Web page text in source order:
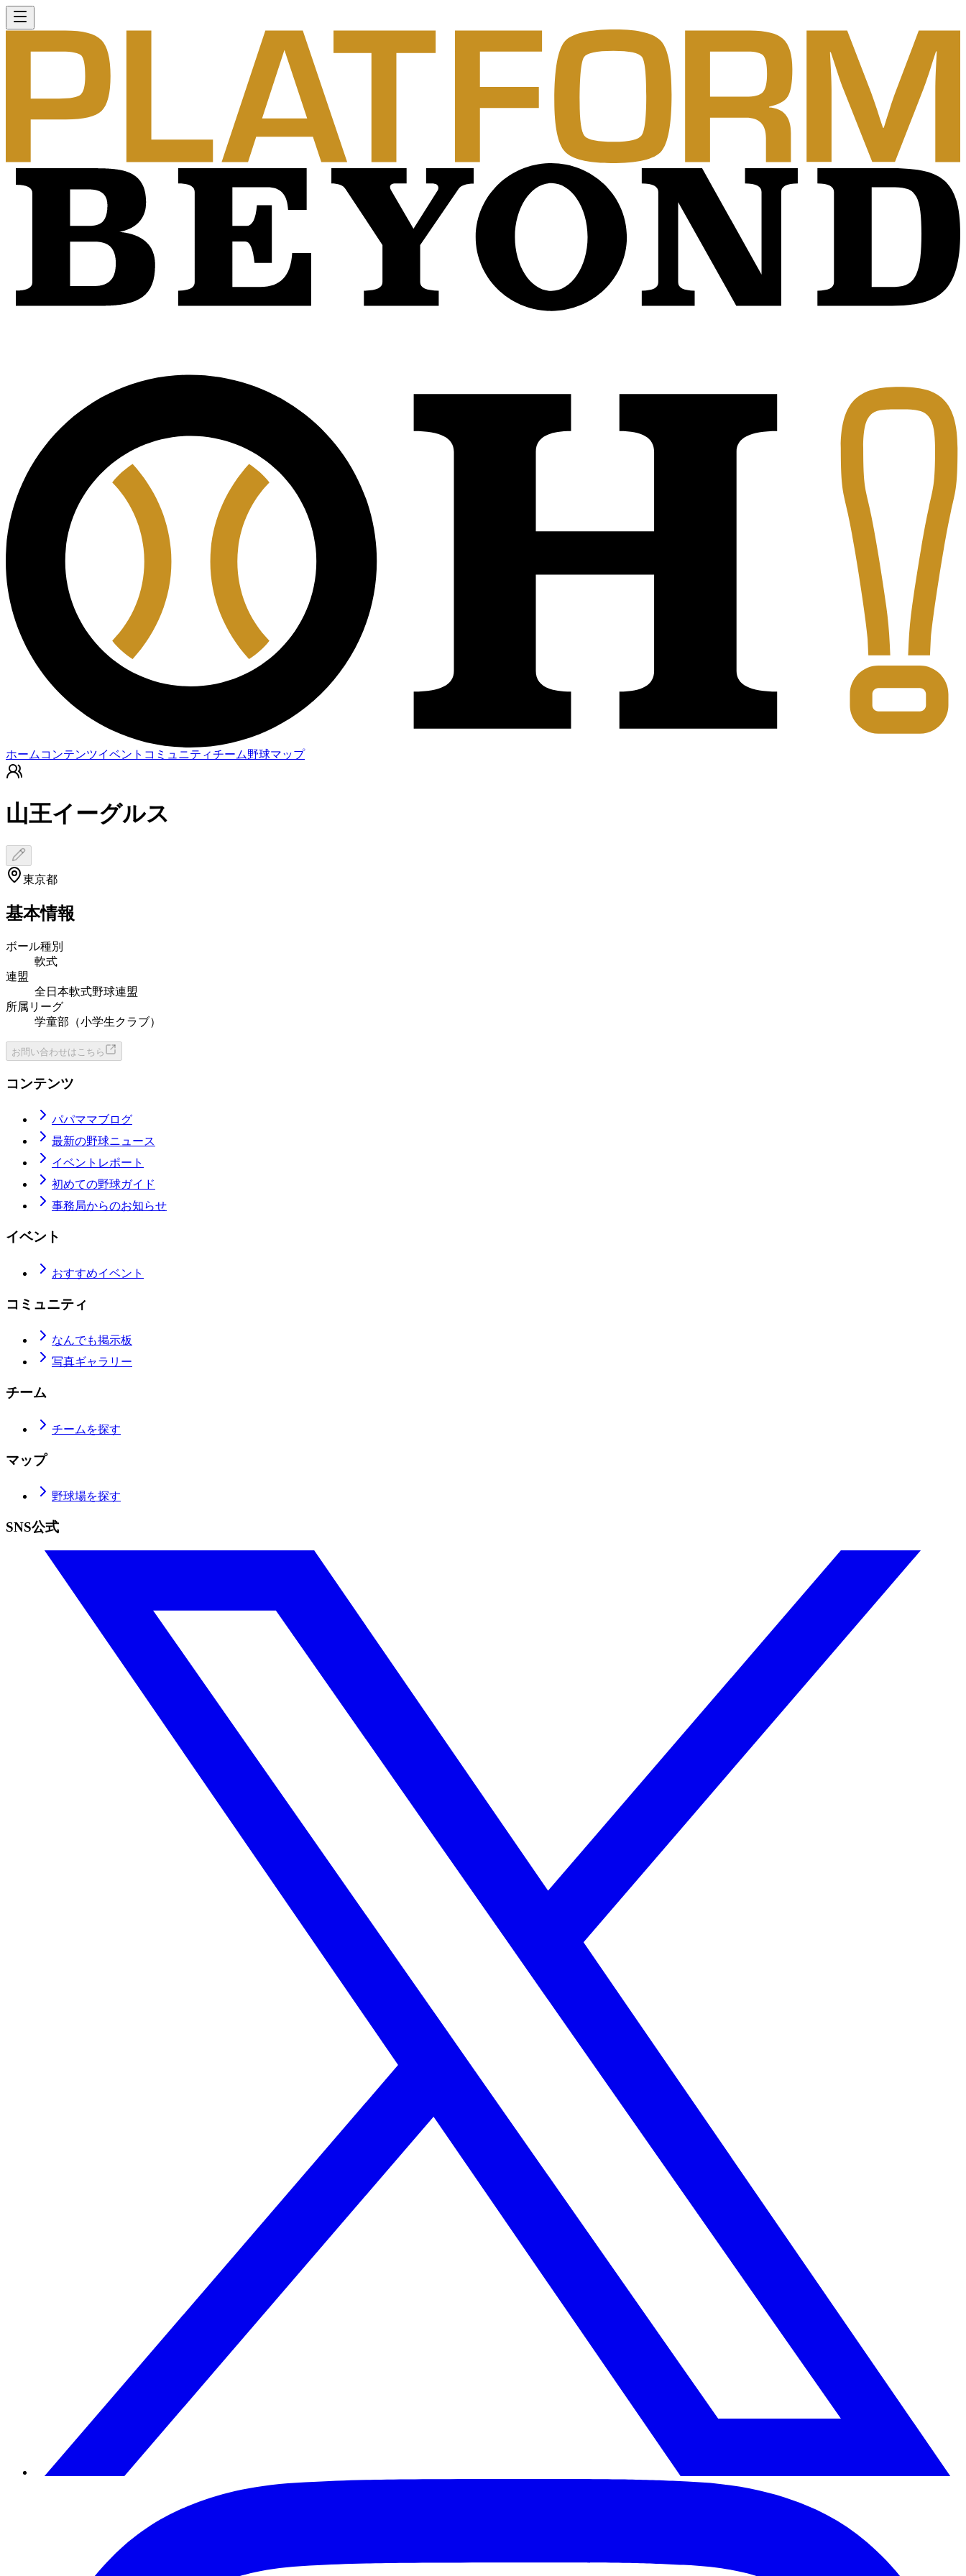
ホーム コンテンツイベント コミュニティチーム野球マップ
山王イーグルス
東京都
基本情報
ボール種別
軟式
連盟
全日本軟式野球連盟
所属リーグ
学童部（小学生クラブ）
お問い合わせはこちら
コンテンツ
パパママブログ
最新の野球ニュース
イベントレポート
初めての野球ガイド
事務局からのお知らせ
イベント
おすすめイベント
コミュニティ
なんでも掲示板
写真ギャラリー
チーム
チームを探す
マップ
野球場を探す
SNS公式